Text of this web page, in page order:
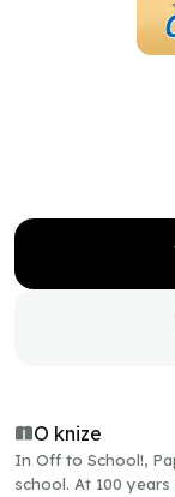
O knize
In Off to School!,
school. At 100